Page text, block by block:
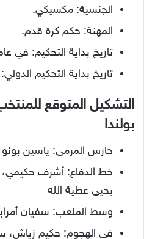
الجنسية: مكسيكي.
المهنة: حكم كرة قدم.
تاريخ بداية التحكيم: في عام
تاريخ بداية التحكيم الدولي: 2014
التشكيل المتوقع
بولندا
حارس المرمى: ياسين بونو
خط الدفاع: أشرف
يحيى عطية الله
وسط الملعب: سفيان
في الهجوم: حكيم زياش،